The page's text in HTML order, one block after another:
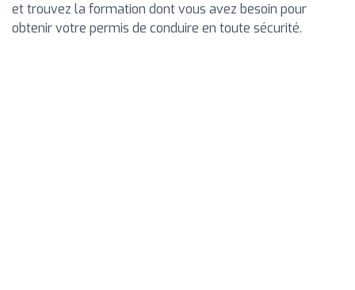
et trouvez la formation dont vous avez besoin pour
obtenir votre permis de conduire en toute sécurité.